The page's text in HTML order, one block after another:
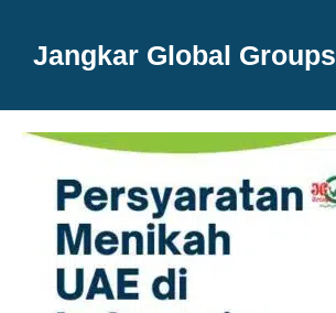
Jangkar Global Groups